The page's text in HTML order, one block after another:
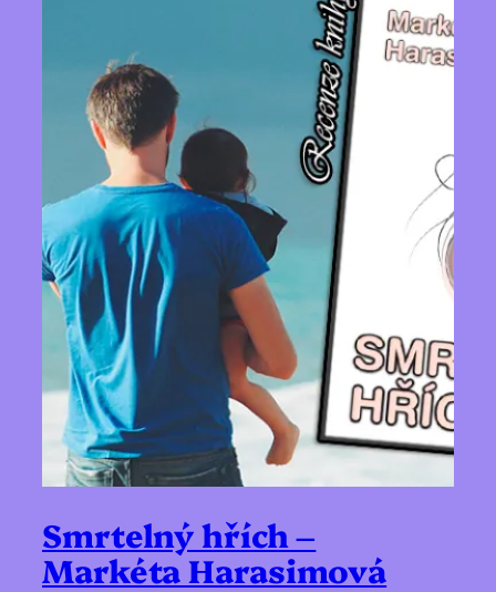
Smrtelný hřích –
Markéta Harasimová